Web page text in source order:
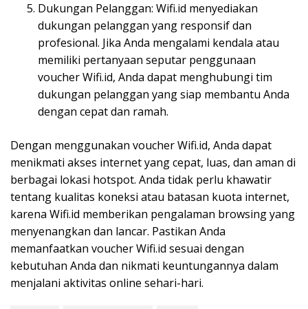
Dukungan Pelanggan: Wifi.id menyediakan
dukungan pelanggan yang responsif dan
profesional. Jika Anda mengalami kendala atau
memiliki pertanyaan seputar penggunaan
voucher Wifi.id, Anda dapat menghubungi tim
dukungan pelanggan yang siap membantu Anda
dengan cepat dan ramah.
Dengan menggunakan voucher Wifi.id, Anda dapat
menikmati akses internet yang cepat, luas, dan aman di
berbagai lokasi hotspot. Anda tidak perlu khawatir
tentang kualitas koneksi atau batasan kuota internet,
karena Wifi.id memberikan pengalaman browsing yang
menyenangkan dan lancar. Pastikan Anda
memanfaatkan voucher Wifi.id sesuai dengan
kebutuhan Anda dan nikmati keuntungannya dalam
menjalani aktivitas online sehari-hari.